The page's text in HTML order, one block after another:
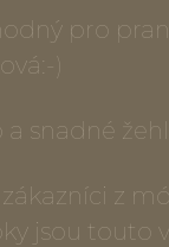
pro
)
snadné
z
jsou touto